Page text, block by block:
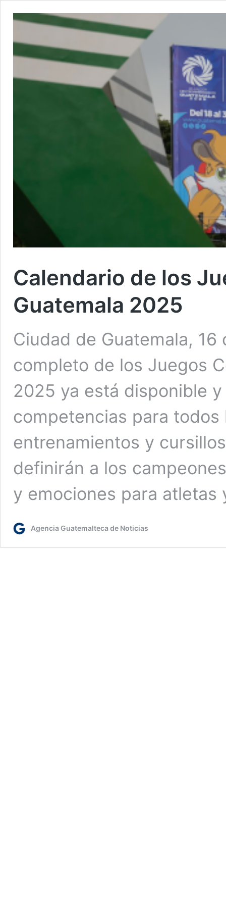
Calendario de los
Guatemala 2025
Ciudad de Guatemala,
completo de los Juegos
2025 ya está disponible
competencias para
entrenamientos y
definirán a los
y emociones para
Agencia Guatemalteca de Noticias